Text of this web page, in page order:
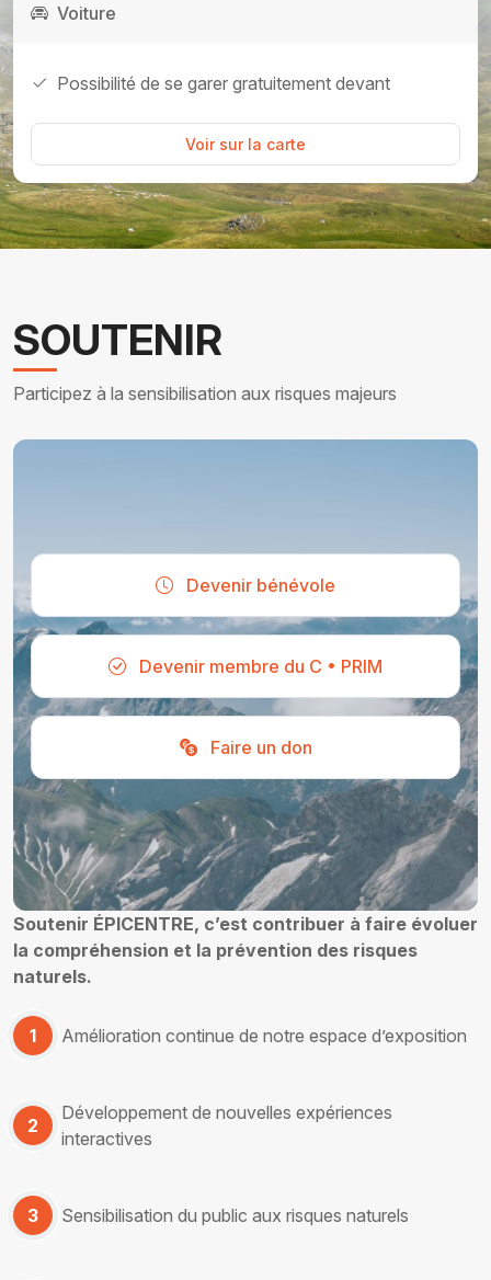
Voiture
Possibilité de se garer gratuitement devant
Voir sur la carte
SOUTENIR
Participez à la sensibilisation aux risques majeurs
Devenir bénévole
Devenir membre du C • PRIM
Faire un don
Soutenir ÉPICENTRE, c’est contribuer à faire évoluer
la compréhension et la prévention des risques
naturels.
1 Amélioration continue de notre espace d’exposition
2
Développement de nouvelles expériences
interactives
3 Sensibilisation du public aux risques naturels